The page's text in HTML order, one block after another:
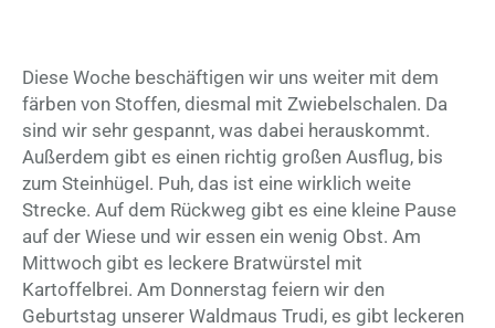
Diese Woche beschäftigen wir uns weiter mit dem
färben von Stoffen, diesmal mit Zwiebelschalen. Da
sind wir sehr gespannt, was dabei herauskommt.
Außerdem gibt es einen richtig großen Ausflug, bis
zum Steinhügel. Puh, das ist eine wirklich weite
Strecke. Auf dem Rückweg gibt es eine kleine Pause
auf der Wiese und wir essen ein wenig Obst. Am
Mittwoch gibt es leckere Bratwürstel mit
Kartoffelbrei. Am Donnerstag feiern wir den
Geburtstag unserer Waldmaus Trudi, es gibt leckeren